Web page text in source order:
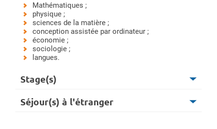
Mathématiques ;
physique ;
sciences de la matière ;
conception assistée par ordinateur ;
économie ;
sociologie ;
langues.
Stage(s)
Séjour(s) à l'étranger